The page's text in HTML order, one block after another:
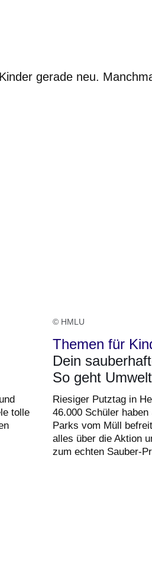
gerade neu.
tolle
© HMLU
Themen für
Dein
So geht
Riesiger Putztag in
46.000 Schüler haben
Parks vom Müll
alles über die Aktion
zum echten Sauber-